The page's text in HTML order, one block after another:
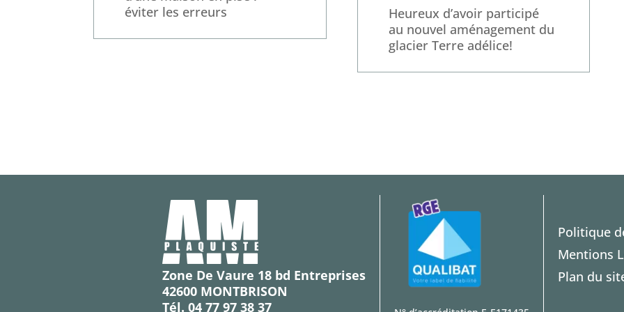
éviter les erreurs
Heureux d’avoir participé
au nouvel aménagement du
glacier Terre adélice!
Zone De Vaure 18 bd Entreprises
42600 MONTBRISON
Tél. 04 77 97 38 37
Politique
Mentions
Plan du